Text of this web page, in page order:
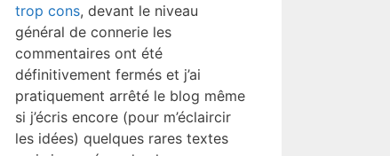
trop cons, devant le niveau
général de connerie les
commentaires ont été
définitivement fermés et j’ai
pratiquement arrêté le blog même
si j’écris encore (pour m’éclaircir
les idées) quelques rares textes